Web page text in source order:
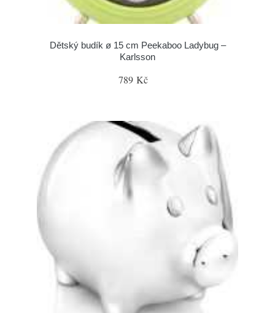
Dětský budík ø 15 cm Peekaboo Ladybug –
Karlsson
789 Kč